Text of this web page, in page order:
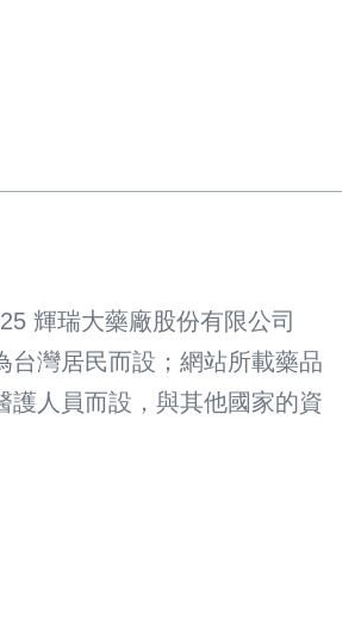
輝瑞大藥廠股份有限公司
台灣居民而設；網站所載藥品
護人員而設，與其他國家的資